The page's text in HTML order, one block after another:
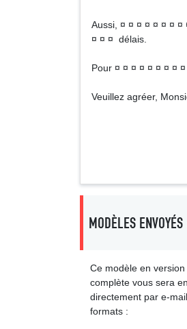
Aussi, ¤ ¤ ¤ ¤ ¤ ¤ ¤
¤ ¤ ¤ délais.
Pour ¤ ¤ ¤ ¤ ¤ ¤ ¤ ¤
Veuillez agréer,
MODÈLES
Ce modèle en version
complète vous sera
directement par e-
formats :